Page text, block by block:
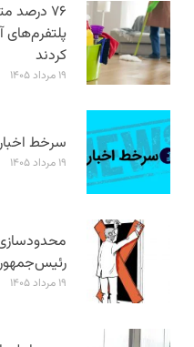
۷۶
پلتفرم‌های
کردند
۱۹ مرداد ۱۴۰۵
سرخط اخبار / ۱۹
۱۹ مرداد ۱۴۰۵
محدودسازی
۱۹ مرداد ۱۴۰۵